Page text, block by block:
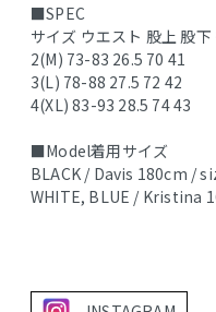
■SPEC
サイズ ウエスト 股上 股下
2(M) 73-83 26.5 70 41
3(L) 78-88 27.5 72 42
4(XL) 83-93 28.5 74 43
■Model着用サイズ
BLACK / Davis 180cm /
WHITE, BLUE / Kristina